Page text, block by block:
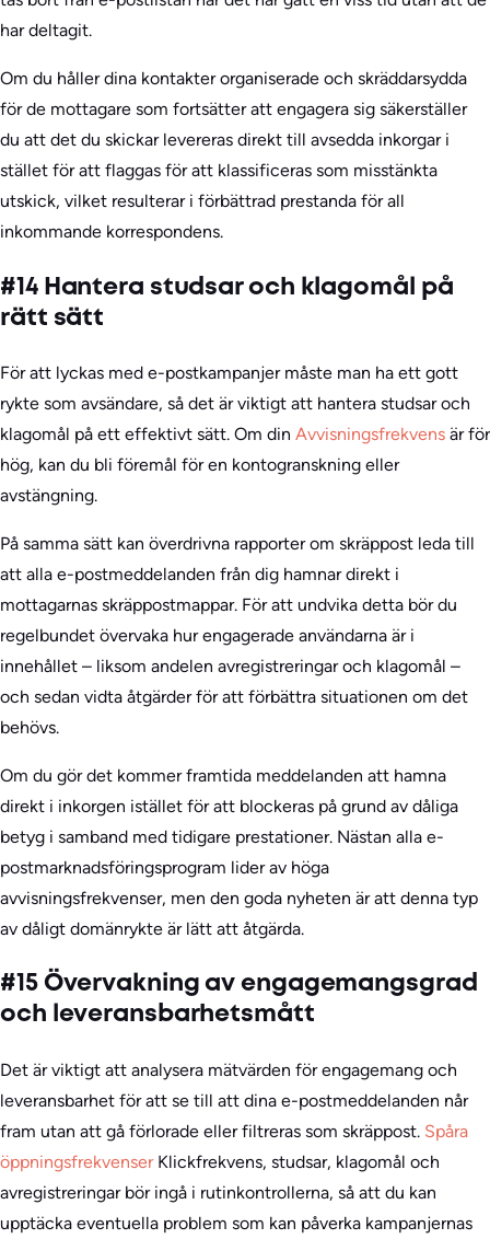
har deltagit.
Om du håller dina kontakter organiserade och skräddarsydda
för de mottagare som fortsätter att engagera sig säkerställer
du att det du skickar levereras direkt till avsedda inkorgar i
stället för att flaggas för att klassificeras som misstänkta
utskick, vilket resulterar i förbättrad prestanda för all
inkommande korrespondens.
#14 Hantera studsar och klagomål på
rätt sätt
För att lyckas med e-postkampanjer måste man ha ett gott
rykte som avsändare, så det är viktigt att hantera studsar och
klagomål på ett effektivt sätt. Om din Avvisningsfrekvens är för
hög, kan du bli föremål för en kontogranskning eller
avstängning.
På samma sätt kan överdrivna rapporter om skräppost leda till
att alla e-postmeddelanden från dig hamnar direkt i
mottagarnas skräppostmappar. För att undvika detta bör du
regelbundet övervaka hur engagerade användarna är i
innehållet – liksom andelen avregistreringar och klagomål –
och sedan vidta åtgärder för att förbättra situationen om det
behövs.
Om du gör det kommer framtida meddelanden att hamna
direkt i inkorgen istället för att blockeras på grund av dåliga
betyg i samband med tidigare prestationer. Nästan alla e-
postmarknadsföringsprogram lider av höga
avvisningsfrekvenser, men den goda nyheten är att denna typ
av dåligt domänrykte är lätt att åtgärda.
#15 Övervakning av engagemangsgrad
och leveransbarhetsmått
Det är viktigt att analysera mätvärden för engagemang och
leveransbarhet för att se till att dina e-postmeddelanden når
fram utan att gå förlorade eller filtreras som skräppost. Spåra
öppningsfrekvenser Klickfrekvens, studsar, klagomål och
avregistreringar bör ingå i rutinkontrollerna, så att du kan
upptäcka eventuella problem som kan påverka kampanjernas